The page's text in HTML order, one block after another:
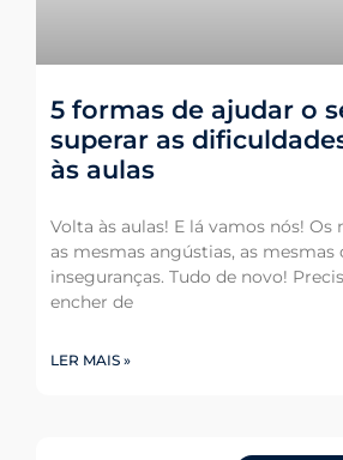
5 formas de ajudar o
superar as
às aulas
Volta às aulas! E lá vamos nós! Os
as mesmas angústias, as mesmas
inseguranças. Tudo de novo!
encher de
LER MAIS »